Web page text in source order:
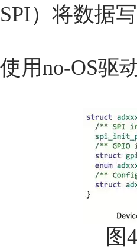
SPI）将数据
使用no-OS驱
图